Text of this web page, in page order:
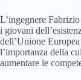
L’ingegnere
i giovani
dell’Unione
l’importanza della
aumentare le